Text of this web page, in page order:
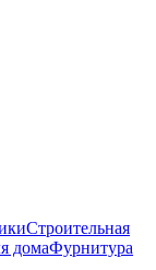
Строительная
домаФурнитура